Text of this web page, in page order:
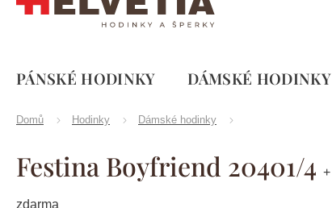
PÁNSKÉ HODINKY DÁMSKÉ HODINKY
Domů Hodinky Dámské hodinky
Festina Boyfriend 20401/4
zdarma